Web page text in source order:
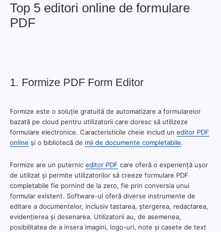
Top 5 editori online de formulare
PDF
1. Formize PDF Form Editor
Formize este o soluție gratuită de automatizare a formularelor
bazată pe cloud pentru utilizatorii care doresc să utilizeze
formulare electronice. Caracteristicile cheie includ un editor PDF
online și o bibliotecă de mii de documente completabile.
Formize are un puternic editor PDF care oferă o experiență ușor
de utilizat și permite utilizatorilor să creeze formulare PDF
completabile fie pornind de la zero, fie prin conversia unui
formular existent. Software-ul oferă diverse instrumente de
editare a documentelor, inclusiv tastarea, ștergerea, redactarea,
evidențierea și desenarea. Utilizatorii au, de asemenea,
posibilitatea de a insera imagini, logo-uri, note și casete de text